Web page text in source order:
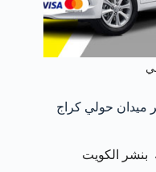
ميدان حولي 52227338 بنشر ميدان حولي كراج
بنشر الكويت